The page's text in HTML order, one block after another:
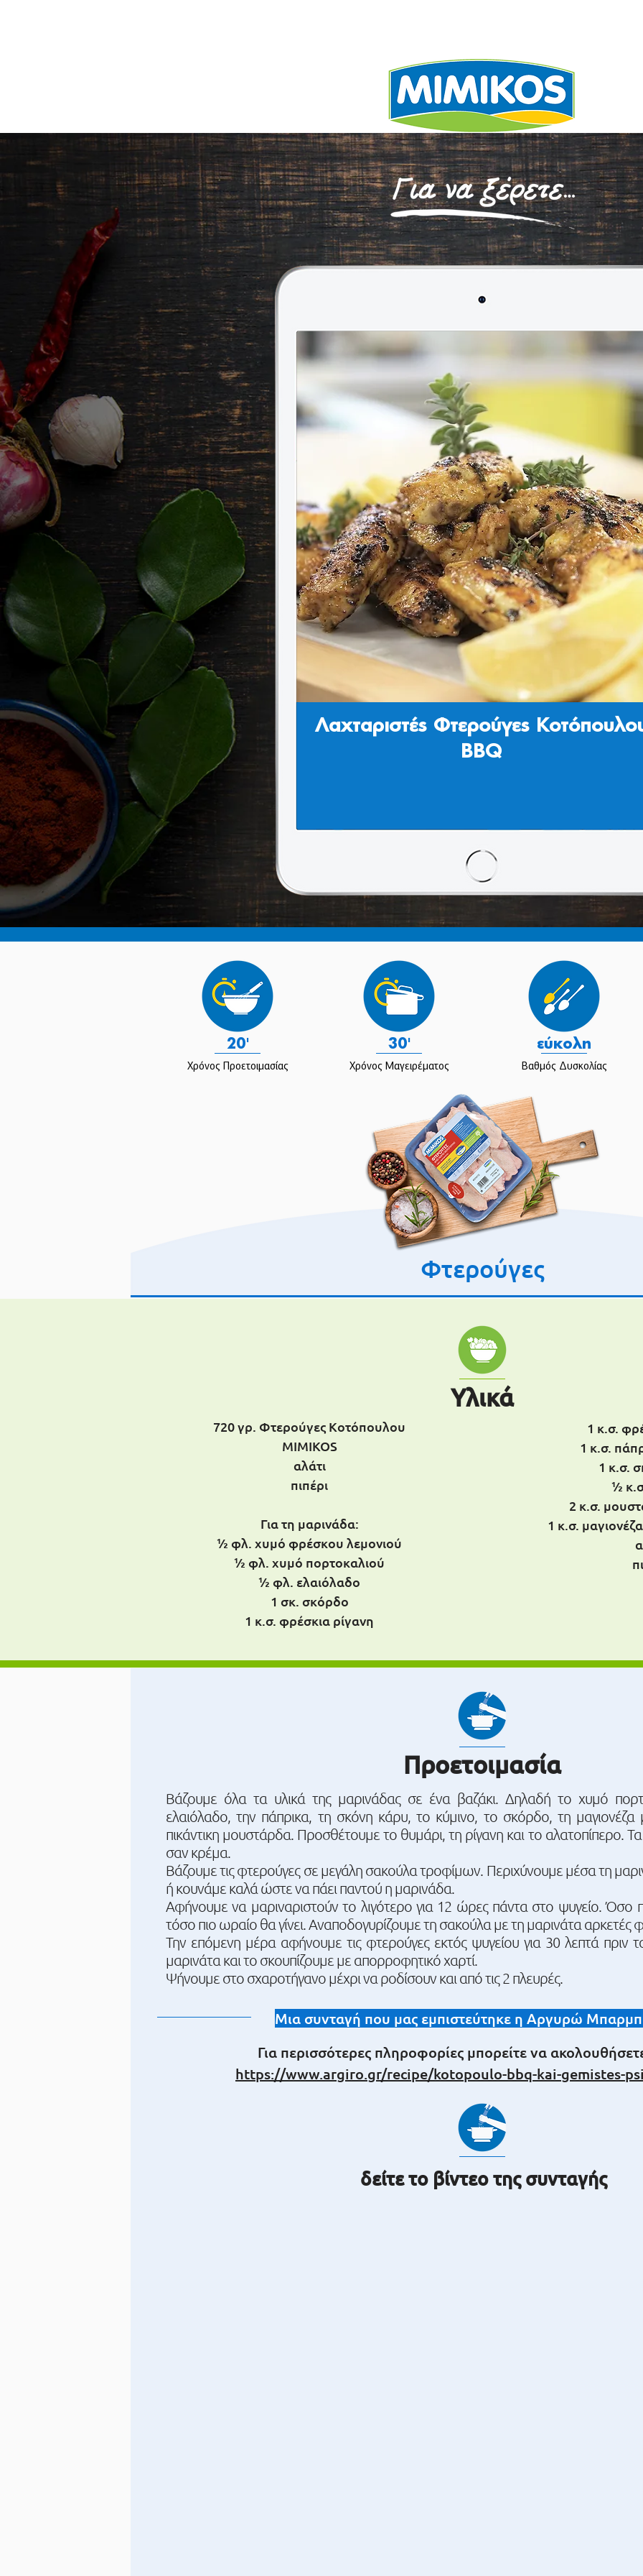
Λαχταριστές Φτερούγες
BBQ
20' 30' εύκολη
Χρόνος Μαγειρέματος
Χρόνος Προετοιμασίας Βαθμός Δυσκολίας
Φτερούγες
Υλικά
1 κ.σ.
1 κ.σ.
1 κ.σ.
1⁄2
2 κ.σ.
1 κ.σ.
720 γρ. Φτερούγες Κοτόπουλου
MIMIKOS
αλάτι
πιπέρι
Για τη μαρινάδα:
1⁄2 φλ. χυμό φρέσκου λεμονιού
1⁄2 φλ. χυμό πορτοκαλιού
1⁄2 φλ. ελαιόλαδο
1 σκ. σκόρδο
1 κ.σ. φρέσκια ρίγανη
Προετοιμασία
Βάζουμε όλα τα υλικά της μαρινάδας σε ένα βαζάκι. Δηλαδή το χυμό
ελαιόλαδο, την πάπρικα, τη σκόνη κάρυ, το κύμινο, το σκόρδο, τη μαγιονέζα
πικάντικη μουστάρδα. Προσθέτουμε το θυμάρι, τη ρίγανη και το αλατοπίπερο. Τα
σαν κρέμα.
Βάζουμε τις φτερούγες σε μεγάλη σακούλα τροφίμων. Περιχύνουμε μέσα τη
ή κουνάμε καλά ώστε να πάει παντού η μαρινάδα.
Αφήνουμε να μαριναριστούν το λιγότερο για 12 ώρες πάντα στο ψυγείο. Όσο
τόσο πιο ωραίο θα γίνει. Αναποδογυρίζουμε τη σακούλα με τη μαρινάτα αρκετές
Την επόμενη μέρα αφήνουμε τις φτερούγες εκτός ψυγείου για 30 λεπτά
μαρινάτα και το σκουπίζουμε με απορροφητικό χαρτί.
Ψήνουμε στο σχαροτήγανο μέχρι να ροδίσουν και από τις 2 πλευρές.
Μια συνταγή που μας εμπιστεύτηκε η Αργυρώ
Για περισσότερες πληροφορίες μπορείτε να
https://www.argiro.gr/recipe/kotopoulo-bbq-kai-gemistes-
δείτε το βίντεο της συνταγής